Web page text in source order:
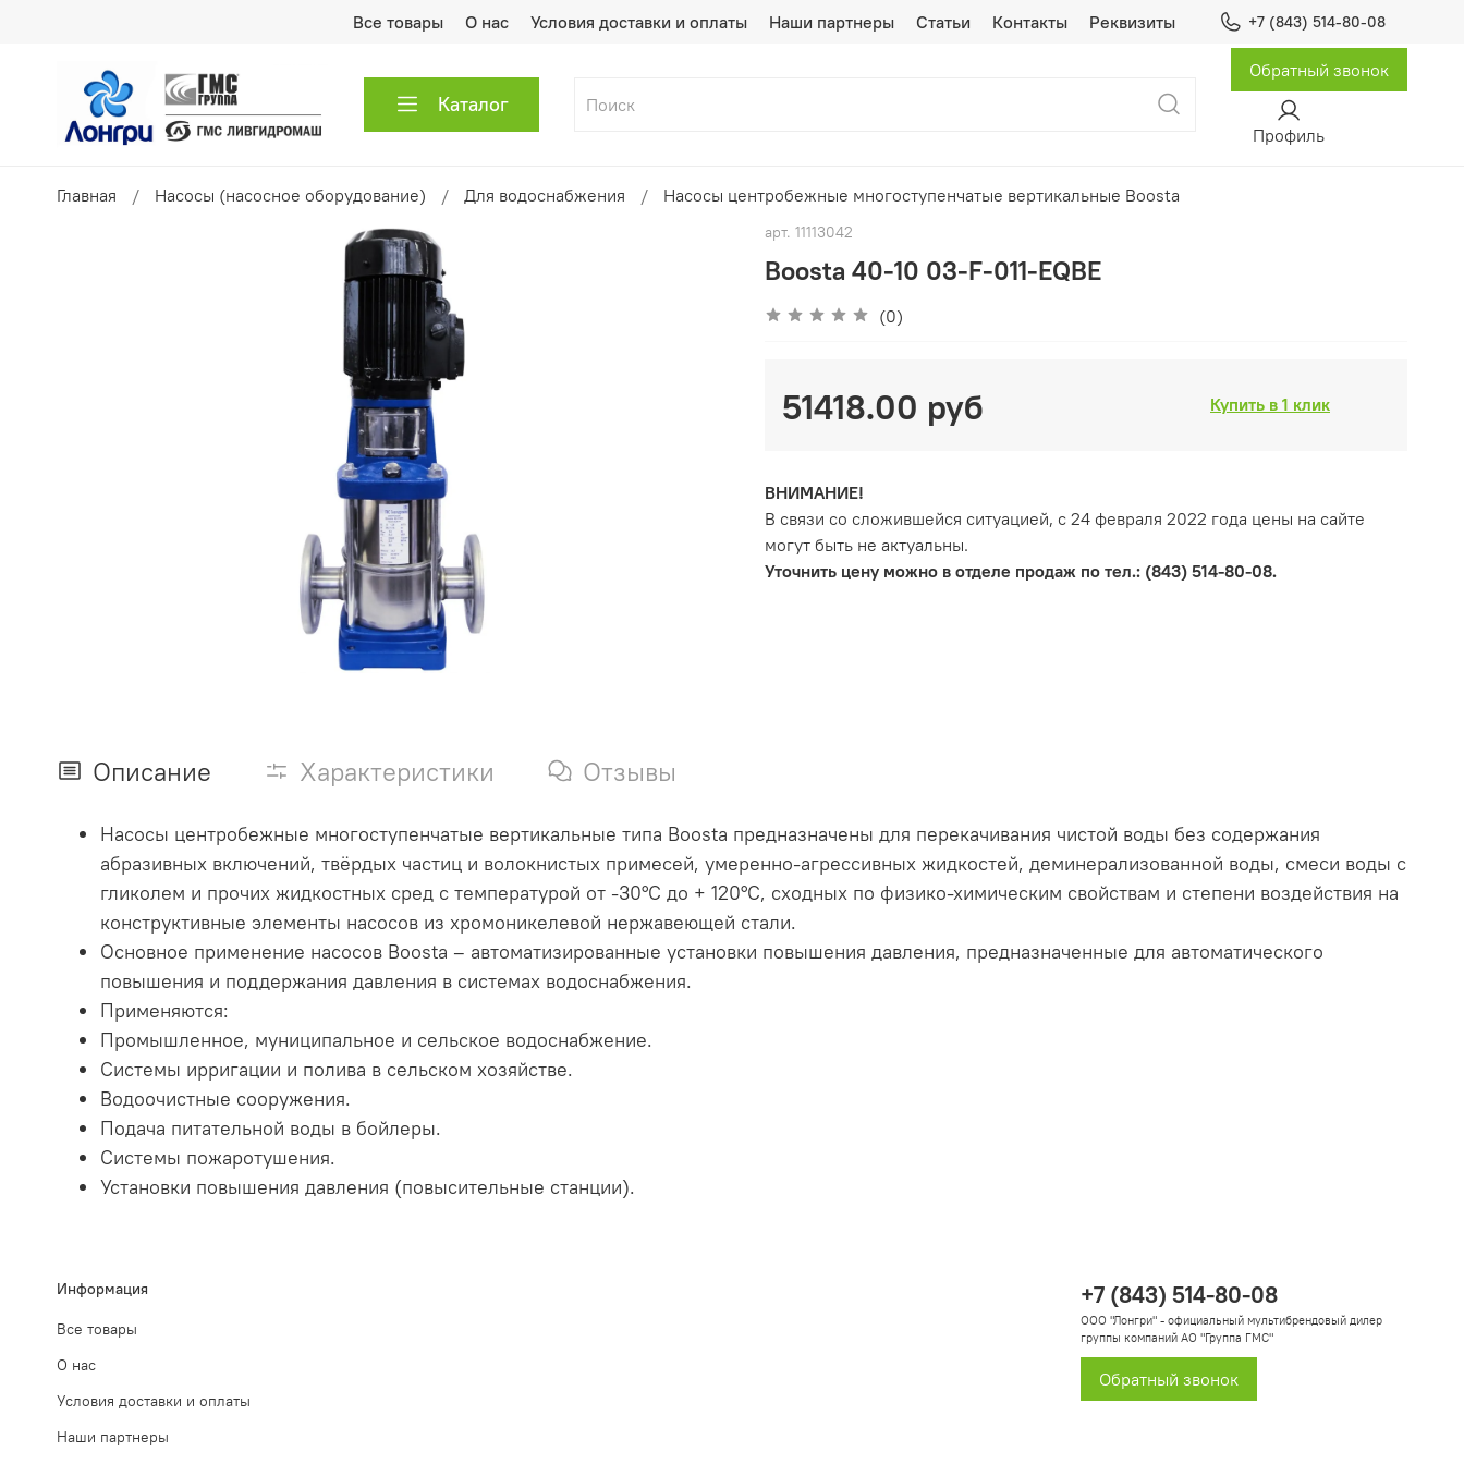
Все товары О нас Условия доставки и оплаты Наши партнеры Статьи Контакты Реквизиты +7 (843) 514-80-08
Каталог
Обратный звонок
Профиль
Главная Насосы (насосное оборудование) Для водоснабжения Насосы центробежные многоступенчатые вертикальные Boosta
арт. 11113042
Boosta 40-10 03-F-011-EQBE
(0)
51418.00 руб Купить в 1 клик
ВНИМАНИЕ!
В связи со сложившейся ситуацией, с 24 февраля 2022 года цены на сайте
могут быть не актуальны.
Уточнить цену можно в отделе продаж по тел.: (843) 514-80-08.
Описание Характеристики Отзывы
Насосы центробежные многоступенчатые вертикальные типа Boosta предназначены для перекачивания чистой воды без содержания
абразивных включений, твёрдых частиц и волокнистых примесей, умеренно-агрессивных жидкостей, деминерализованной воды, смеси воды с
гликолем и прочих жидкостных сред с температурой от -30°С до + 120°С, сходных по физико-химическим свойствам и степени воздействия на
конструктивные элементы насосов из хромоникелевой нержавеющей стали.
Основное применение насосов Boosta – автоматизированные установки повышения давления, предназначенные для автоматического
повышения и поддержания давления в системах водоснабжения.
Применяются:
Промышленное, муниципальное и сельское водоснабжение.
Системы ирригации и полива в сельском хозяйстве.
Водоочистные сооружения.
Подача питательной воды в бойлеры.
Системы пожаротушения.
Установки повышения давления (повысительные станции).
Информация
Все товары
О нас
Условия доставки и оплаты
Наши партнеры
+7 (843) 514-80-08
ООО "Лонгри" - официальный мультибрендовый дилер
группы компаний АО "Группа ГМС"
Обратный звонок